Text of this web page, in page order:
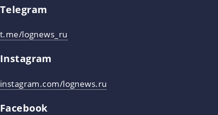
Telegram
t.me/lognews_ru
Instagram
instagram.com/lognews.ru
Facebook